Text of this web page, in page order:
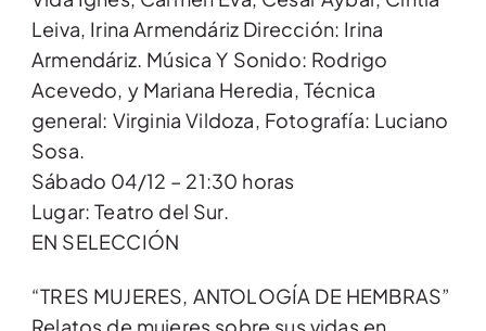
Leiva, Irina Armendáriz Dirección: Irina
Armendáriz. Música Y Sonido: Rodrigo
Acevedo, y Mariana Heredia, Técnica
general: Virginia Vildoza, Fotografía: Luciano
Sosa.
Sábado 04/12 – 21:30 horas
Lugar: Teatro del Sur.
EN SELECCIÓN
“TRES MUJERES, ANTOLOGÍA DE HEMBRAS”